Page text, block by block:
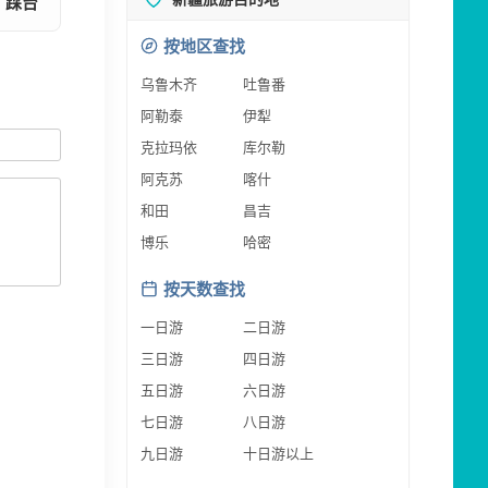
按地区查找
乌鲁木齐
吐鲁番
阿勒泰
伊犁
克拉玛依
库尔勒
阿克苏
喀什
和田
昌吉
博乐
哈密
按天数查找
一日游
二日游
三日游
四日游
五日游
六日游
七日游
八日游
九日游
十日游以上